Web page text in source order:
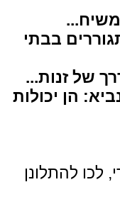
בבתי
של זנות...
הן יכולות
לכו להתלונן